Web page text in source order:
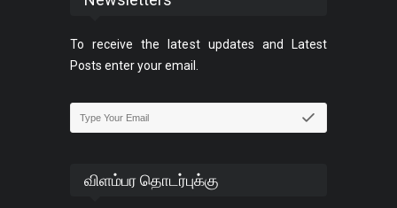
To receive the latest updates and Latest
Posts enter your email.
விளம்பர தொடர்புக்கு